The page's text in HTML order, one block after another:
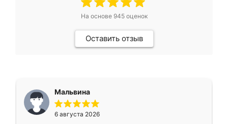
На основе 945оценок
Оставить отзыв
Мальвина
6 августа 2026